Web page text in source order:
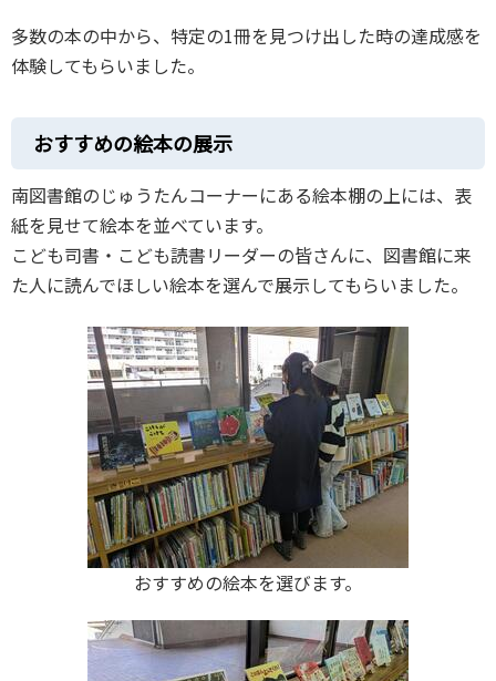
多数の本の中から、特定の1冊を見つけ出した時の達成感を
体験してもらいました。
おすすめの絵本の展示
南図書館のじゅうたんコーナーにある絵本棚の上には、表
紙を見せて絵本を並べています。
こども司書・こども読書リーダーの皆さんに、図書館に来
た人に読んでほしい絵本を選んで展示してもらいました。
おすすめの絵本を選びます。